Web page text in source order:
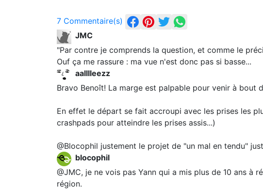
7 Commentaire(s)
JMC
"Par contre je comprends la question, et comme le
Ouf ça me rassure : ma vue n'est donc pas si basse...
aalllleezz
Bravo Benoît! La marge est palpable pour venir à bout
En effet le départ se fait accroupi avec les prises les
crashpads pour atteindre les prises assis...)
@Blocophil justement le projet de "un mal en tendu"
blocophil
@JMC, je ne vois pas Yann qui a mis plus de 10 ans
région.